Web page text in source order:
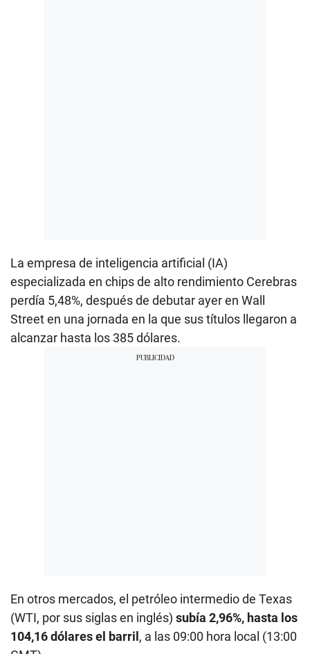
La empresa de inteligencia artificial (IA)
especializada en chips de alto rendimiento Cerebras
perdía 5,48%, después de debutar ayer en Wall
Street en una jornada en la que sus títulos llegaron a
alcanzar hasta los 385 dólares.
En otros mercados, el petróleo intermedio de Texas
(WTI, por sus siglas en inglés) subía 2,96%, hasta los
104,16 dólares el barril, a las 09:00 hora local (13:00